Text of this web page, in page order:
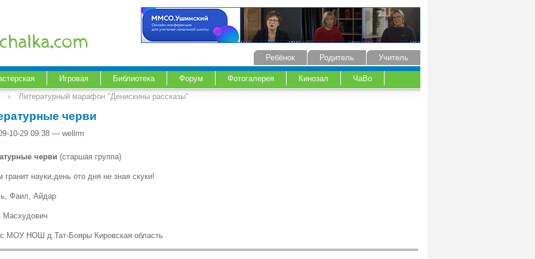
Учитель
Родитель
Ребёнок
Игровая Библиотека Форум Фотогалерея Кинозал
ЧаВо
› Литературный марафон "Денискины рассказы"
черви
10-29 09:38 — wellrm
черви (старшая группа)
гранит науки,день ото дня не зная скуки!
Фаил, Айдар
Масхудович
МОУ НОШ д.Тат-Бояры Кировская область